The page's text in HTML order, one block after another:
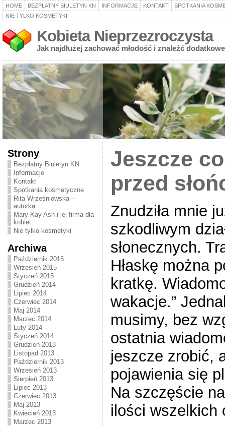
HOME BEZPŁATNY BIULETYN KN INFORMACJE KONTAKT
SPOTKANIA
NIE TYLKO KOSMETYKI
Kobieta Nieprzezroczysta
Jak najdłużej zachować młodość i znaleźć
Strony
Bezpłatny Biuletyn KN
Informacje
Kontakt
Spotkania kosmetyczne
Rita Wrześniowska –
autorka
Mary Kay Ash i jej firma dla
kobiet
Nie tylko kosmetyki
Archiwa
Październik 2015
Wrzesień 2015
Styczeń 2015
Grudzień 2014
Lipiec 2014
Czerwiec 2014
Maj 2014
Marzec 2014
Luty 2014
Styczeń 2014
Grudzień 2013
Listopad 2013
Październik 2013
Wrzesień 2013
Sierpień 2013
Lipiec 2013
Czerwiec 2013
Maj 2013
Kwiecień 2013
Marzec 2013
Jeszcze
przed
Znudziła mnie
szkodliwym
słonecznych.
Hłaskę można
kratkę.
wakacje.”
musimy, bez
ostatnia
jeszcze zrobić,
pojawienia się
Na szczęście
ilości wszelkich